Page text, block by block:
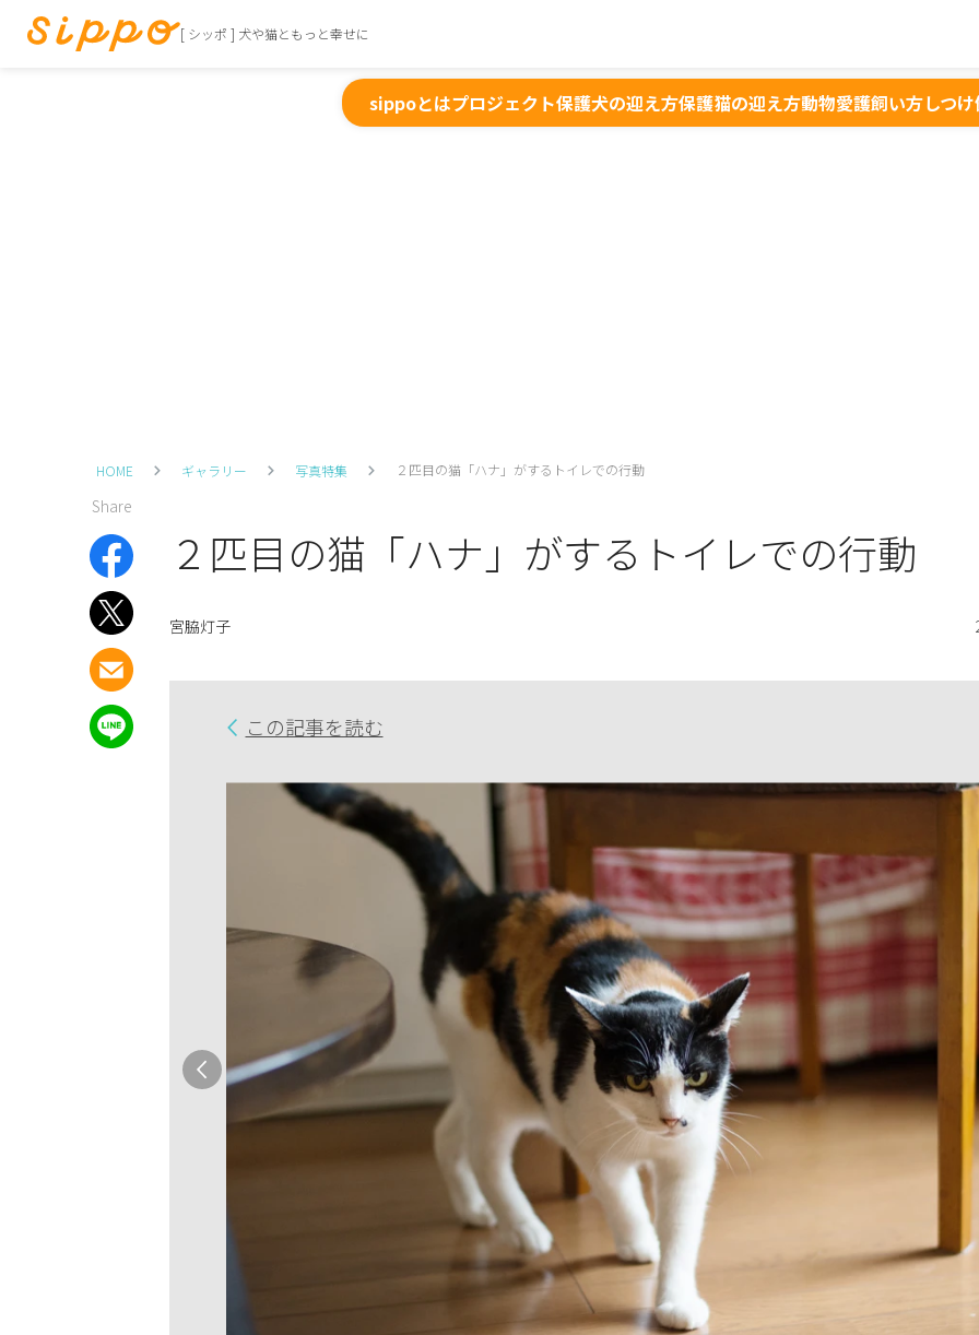
[ シッポ ] 犬や猫ともっと幸せに
sippoとはプロジェクト保護犬の迎え方保護猫の迎え方動物愛護飼い方しつけ
HOME ギャラリー 写真特集 ２匹目の猫「ハナ」がするトイレでの行動
Share
２匹目の猫「ハナ」がするトイレでの行動
宮脇灯子
この記事を読む